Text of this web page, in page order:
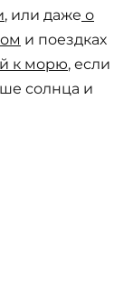
, или даже о
и поездках
к морю, если
солнца и